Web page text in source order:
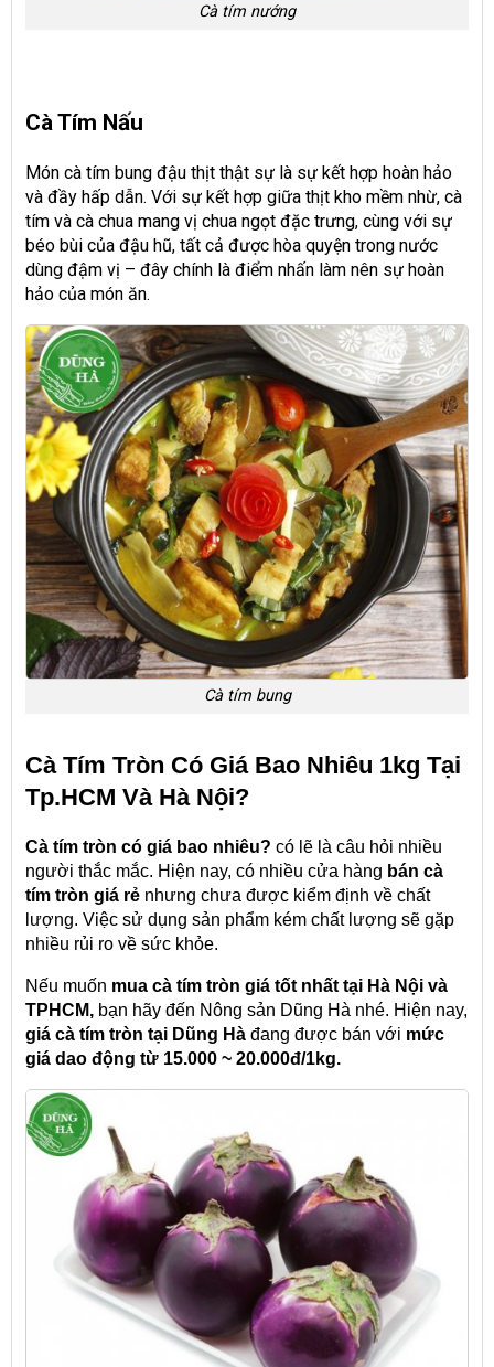
Cà tím nướng
Cà Tím Nấu
Món cà tím bung đậu thịt thật sự là sự kết hợp hoàn hảo
và đầy hấp dẫn. Với sự kết hợp giữa thịt kho mềm nhừ, cà
tím và cà chua mang vị chua ngọt đặc trưng, cùng với sự
béo bùi của đậu hũ, tất cả được hòa quyện trong nước
dùng đậm vị – đây chính là điểm nhấn làm nên sự hoàn
hảo của món ăn.
Cà tím bung
Cà Tím Tròn Có Giá Bao Nhiêu 1kg Tại
Tp.HCM Và Hà Nội?
Cà tím tròn có giá bao nhiêu? có lẽ là câu hỏi nhiều
người thắc mắc. Hiện nay, có nhiều cửa hàng bán cà
tím tròn giá rẻ nhưng chưa được kiểm định về chất
lượng. Việc sử dụng sản phẩm kém chất lượng sẽ gặp
nhiều rủi ro về sức khỏe.
Nếu muốn mua cà tím tròn giá tốt nhất tại Hà Nội và
TPHCM, bạn hãy đến Nông sản Dũng Hà nhé. Hiện nay,
giá cà tím tròn tại Dũng Hà đang được bán với mức
giá dao động từ 15.000 ~ 20.000đ/1kg.